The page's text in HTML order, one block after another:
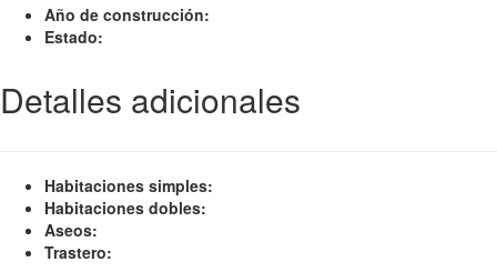
Año de construcción:
Estado:
Detalles adicionales
Habitaciones simples:
Habitaciones dobles:
Aseos:
Trastero: